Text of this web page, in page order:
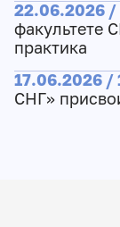
22.06.2026 /
факультете
практика
17.06.2026 /
СНГ»